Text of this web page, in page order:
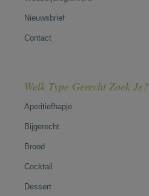
Nieuwsbrief
Contact
Welk Type Gerecht Zoek Je?
Aperitiefhapje
Bijgerecht
Brood
Cocktail
Dessert